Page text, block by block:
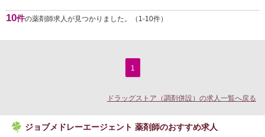
10件の薬剤師求人が見つかりました。（1-10件）
1
ドラッグストア（調剤併設）の求人一覧へ戻る
ジョブメドレーエージェント 薬剤師のおすすめ求人